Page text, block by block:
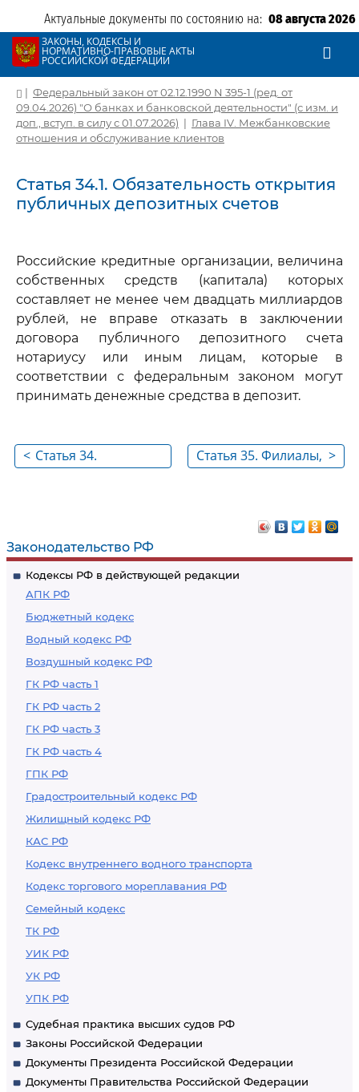
Актуальные документы по состоянию на: 08 августа 2026
ЗАКОНЫ, КОДЕКСЫ И
НОРМАТИВНО-ПРАВОВЫЕ АКТЫ
РОССИЙСКОЙ ФЕДЕРАЦИИ
Законодательство РФ
Кодексы РФ в действующей редакции
АПК РФ
Бюджетный кодекс
Водный кодекс РФ
Воздушный кодекс РФ
ГК РФ часть 1
ГК РФ часть 2
ГК РФ часть 3
ГК РФ часть 4
ГПК РФ
Градостроительный кодекс РФ
Жилищный кодекс РФ
КАС РФ
Кодекс внутреннего водного транспорта
Кодекс торгового мореплавания РФ
Семейный кодекс
ТК РФ
УИК РФ
УК РФ
УПК РФ
Судебная практика высших судов РФ
Законы Российской Федерации
Документы Президента Российской Федерации
Документы Правительства Российской Федерации
| Федеральный закон от 02.12.1990 N 395-1 (ред. от
09.04.2026) "О банках и банковской деятельности" (с изм. и
доп., вступ. в силу с 01.07.2026) | Глава IV. Межбанковские
отношения и обслуживание клиентов
Статья 34.1. Обязательность открытия
публичных депозитных счетов
Российские кредитные организации, величина
собственных средств (капитала) которых
составляет не менее чем двадцать миллиардов
рублей, не вправе отказать в заключении
договора публичного депозитного счета
нотариусу или иным лицам, которые в
соответствии с федеральным законом могут
принимать денежные средства в депозит.
< Статья 34.
погашение
задолженности
>
Статья 35. Филиалы,
организации
кредитной
организации на
территории